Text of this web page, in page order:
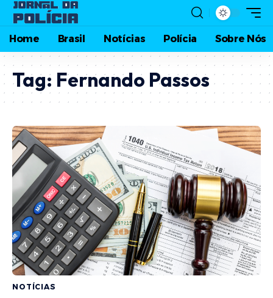
Home Brasil Notícias Polícia Sobre Nós
Tag: Fernando Passos
NOTÍCIAS